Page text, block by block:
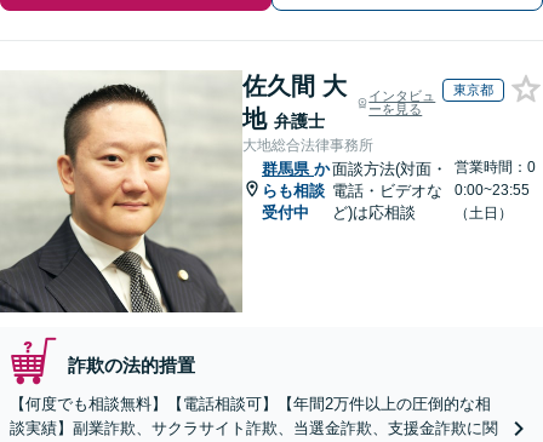
佐久間 大
地 弁護士
インタビュ
ーを見る
東京都
大地総合法律事務所
群馬県 か
らも相談
受付中
面談方法(対面・
電話・ビデオな
ど)は応相談
営業時間：0
0:00~23:55
（土日）
詐欺の法的措置
【何度でも相談無料】【電話相談可】【年間2万件以上の圧倒的な相
談実績】副業詐欺、サクラサイト詐欺、当選金詐欺、支援金詐欺に関